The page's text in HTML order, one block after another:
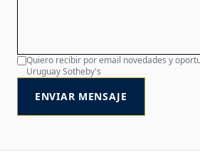
Quiero recibir por email novedades y
Uruguay Sotheby's
ENVIAR MENSAJE